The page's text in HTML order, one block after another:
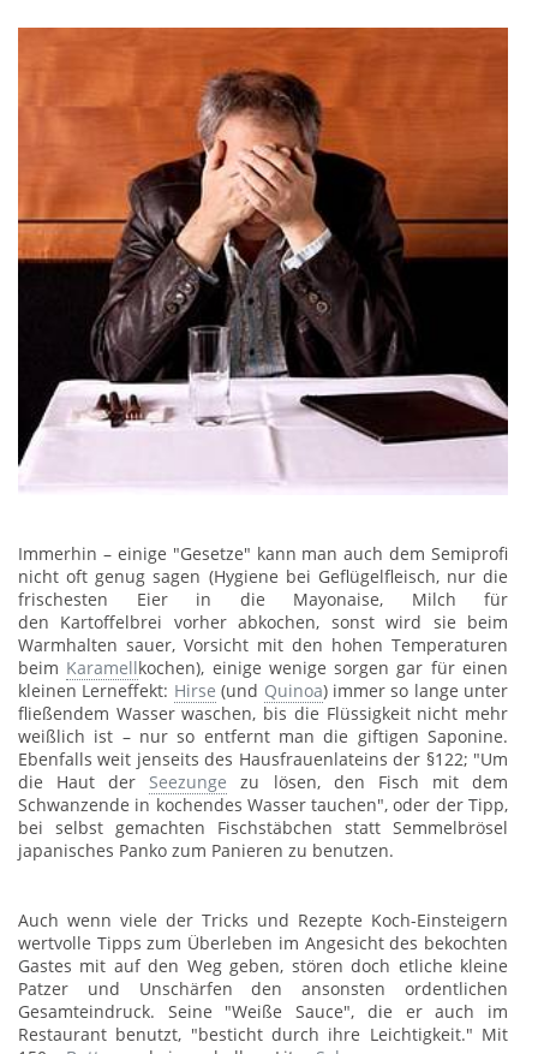
Immerhin ­– einige "Gesetze" kann man auch dem Semiprofi
nicht oft genug sagen (Hygiene bei Geflügelfleisch, nur die
frischesten Eier in die Mayonaise, Milch für
den Kartoffelbrei vorher abkochen, sonst wird sie beim
Warmhalten sauer, Vorsicht mit den hohen Temperaturen
beim Karamellkochen), einige wenige sorgen gar für einen
kleinen Lerneffekt: Hirse (und Quinoa) immer so lange unter
fließendem Wasser waschen, bis die Flüssigkeit nicht mehr
weißlich ist – nur so entfernt man die giftigen Saponine.
Ebenfalls weit jenseits des Hausfrauenlateins der §122; "Um
die Haut der Seezunge zu lösen, den Fisch mit dem
Schwanzende in kochendes Wasser tauchen", oder der Tipp,
bei selbst gemachten Fischstäbchen statt Semmelbrösel
japanisches Panko zum Panieren zu benutzen.
Auch wenn viele der Tricks und Rezepte Koch-Einsteigern
wertvolle Tipps zum Überleben im Angesicht des bekochten
Gastes mit auf den Weg geben, stören doch etliche kleine
Patzer und Unschärfen den ansonsten ordentlichen
Gesamteindruck. Seine "Weiße Sauce", die er auch im
Restaurant benutzt, "besticht durch ihre Leichtigkeit." Mit